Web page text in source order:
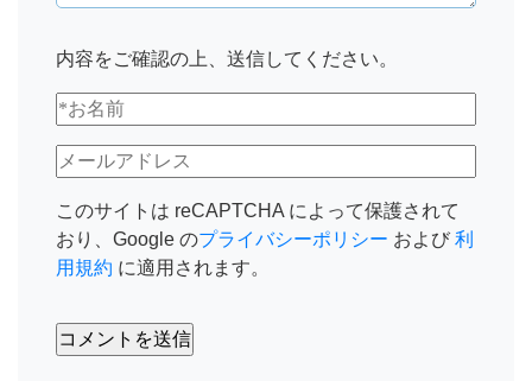
内容をご確認の上、送信してください。
このサイトは reCAPTCHA によって保護されて
おり、Google のプライバシーポリシー および 利
用規約 に適用されます。